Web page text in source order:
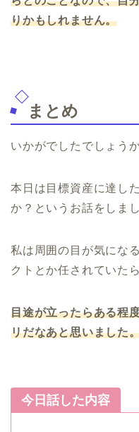
りかもしれません。
まとめ
いかがでしたでしょうか
本日は目標資産に達し
か？というお話をしまし
私は周囲の目が気にな
クトとか任されていた
目途が立ったらある程
リだなあと思いました
今日話した内容